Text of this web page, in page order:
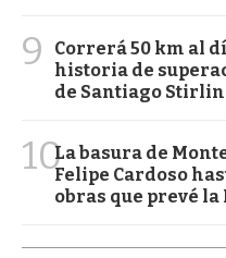
9
Correrá 50 km al
historia de
de Santiago
10La basura de
Felipe Cardoso
obras que prevé la